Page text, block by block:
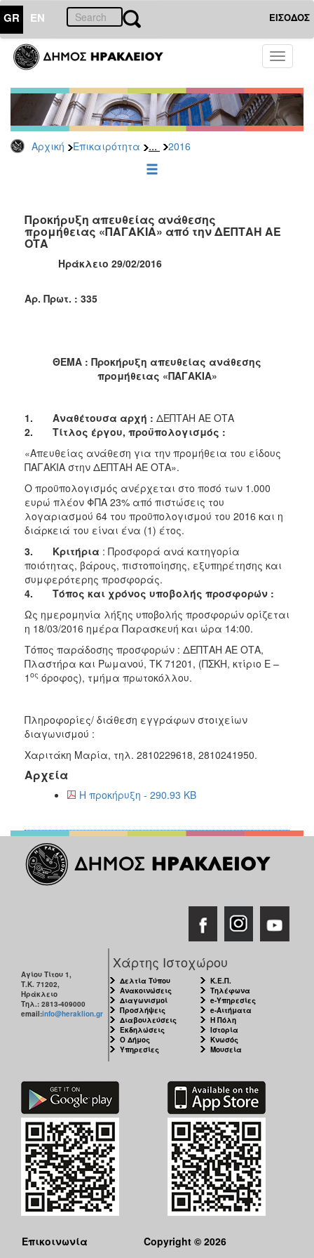
GR EN ΕΙΣΟΔΟΣ
Toggle
Αρχική Επικαιρότητα ... 2016
ΕΠΙΚΑΙΡΟΤΗΤΑ
-
Δημοπρασίες
Αρχείο
2026
2022
2019
2016
ΔΗΜΟΤΗΣ
ΕΠΙΣΚΕΠΤΗΣ
ΗΡΑΚΛΕΙΟ
Προκήρυξη απευθείας ανάθεσης
προμήθειας «ΠΑΓΑΚΙΑ» από την ΔΕΠΤΑΗ ΑΕ
ΟΤΑ
Ηράκλειο 29/02/2016
Αρ. Πρωτ. : 335
ΘΕΜΑ : Προκήρυξη απευθείας ανάθεσης
προμήθειας «ΠΑΓΑΚΙΑ»
1. Αναθέτουσα αρχή : ΔΕΠΤΑΗ ΑΕ ΟΤΑ
2. Τίτλος έργου, προϋπολογισμός :
«Απευθείας ανάθεση για την προμήθεια του είδους
ΠΑΓΑΚΙΑ στην ΔΕΠΤΑΗ ΑΕ ΟΤΑ».
Ο προϋπολογισμός ανέρχεται στο ποσό των 1.000
ευρώ πλέον ΦΠΑ 23% από πιστώσεις του
λογαριασμού 64 του προϋπολογισμού του 2016 και η
διάρκειά του είναι ένα (1) έτος.
3. Κριτήρια : Προσφορά ανά κατηγορία
ποιότητας, βάρους, πιστοποίησης, εξυπηρέτησης και
συμφερότερης προσφοράς.
4. Τόπος και χρόνος υποβολής προσφορών :
Ως ημερομηνία λήξης υποβολής προσφορών ορίζεται
η 18/03/2016 ημέρα Παρασκευή και ώρα 14:00.
Τόπος παράδοσης προσφορών : ΔΕΠΤΑΗ ΑΕ ΟΤΑ,
Πλαστήρα και Ρωμανού, ΤΚ 71201, (ΠΣΚΗ, κτίριο Ε –
1 ος όροφος), τμήμα πρωτοκόλλου.
Πληροφορίες/ διάθεση εγγράφων στοιχείων
διαγωνισμού :
Χαριτάκη Μαρία, τηλ. 2810229618, 2810241950.
Αρχεία
Η προκήρυξη - 290.93 KB
Αγίου Τίτου 1,
Τ.Κ. 71202,
Ηράκλειο
Τηλ.: 2813-409000
email:info@heraklion.gr
Χάρτης Ιστοχώρου
Δελτία Τύπου
Ανακοινώσεις
Διαγωνισμοί
Προσλήψεις
Διαβουλεύσεις
Εκδηλώσεις
Ο Δήμος
Υπηρεσίες
Κ.Ε.Π.
Τηλέφωνα
e-Υπηρεσίες
e-Αιτήματα
Η Πόλη
Ιστορία
Κνωσός
Μουσεία
Επικοινωνία Copyright © 2026